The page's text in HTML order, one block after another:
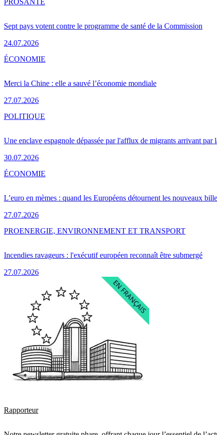
Sept pays votent contre le programme de santé de la Commission
24.07.2026
Merci la Chine : elle a sauvé l’économie mondiale
27.07.2026
ÉCONOMIE
Une enclave espagnole dépassée par l'afflux de migrants arrivant par
30.07.2026
POLITIQUE
L’euro en mèmes : quand les Européens détournent les nouveaux
27.07.2026
ÉCONOMIE
Incendies ravageurs : l'exécutif européen reconnaît être submergé
27.07.2026
PROENERGIE, ENVIRONNEMENT ET TRANSPORT
Rapporteur